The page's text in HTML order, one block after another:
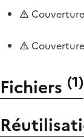
Fichiers (1)